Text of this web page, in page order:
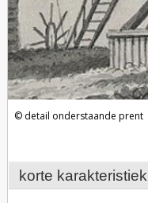
korte karakteristiek
detail onderstaande prent